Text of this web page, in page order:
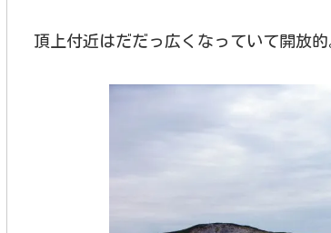
頂上付近はだだっ広くなっていて開放